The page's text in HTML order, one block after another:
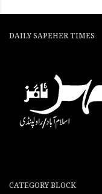
DAILY SAPEHER TIMES
CATEGORY BLOCK